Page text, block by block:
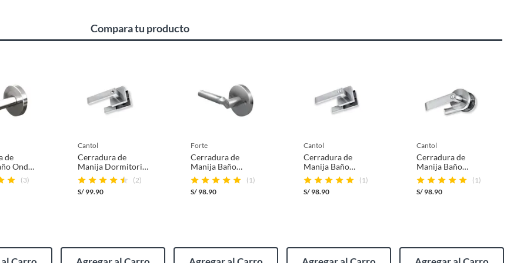
tenemoscategorías que cuentan con plazos
Compara tu producto
de
Onda
(3)
cantol
Cerradura de
Manija Dormitorio
Danna Acero
Inoxidable
(2)
S/99.90
forte
Cerradura de
Manija Baño
Redonda Acero
Inoxidable
(1)
S/98.90
cantol
Cerradura de
Manija Baño
Danna Acero
Inoxidable
(1)
S/98.90
cantol
Cerradura de
Manija Baño
Allegra Acero
Inoxidable
(1)
S/98.90